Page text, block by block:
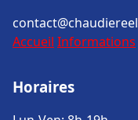
Accueil Informations
Horaires